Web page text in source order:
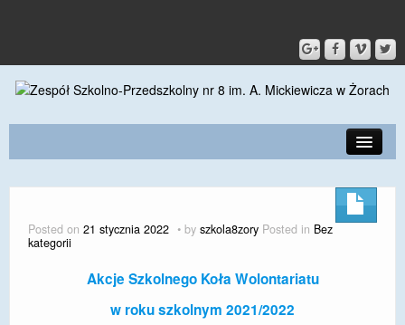
KONTAKT
DLA RODZICÓW I UCZNIÓW
Posted on 21 stycznia 2022 by szkola8zory Posted in Bez
kategorii
Akcje Szkolnego Koła Wolontariatu
w roku szkolnym 2021/2022